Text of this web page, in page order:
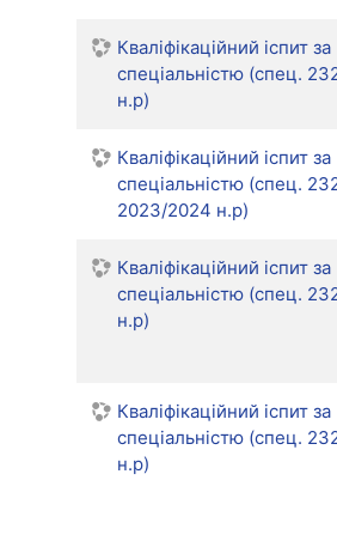
Кваліфікаційний іспит за
спеціальністю (спец.
н.р)
Кваліфікаційний іспит за
спеціальністю (спец.
2023/2024 н.р)
Кваліфікаційний іспит за
спеціальністю (спец.
н.р)
Кваліфікаційний іспит за
спеціальністю (спец.
н.р)